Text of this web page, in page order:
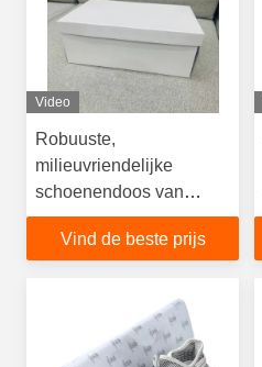
Video
Robuuste,
milieuvriendelijke
schoenendoos van
karton voor schoenen
Verzending en opslag
Vind de beste prijs